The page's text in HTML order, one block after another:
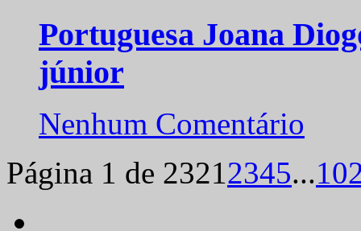
Portuguesa Joana
júnior
Nenhum Comentário
Página 1 de 23212345...10